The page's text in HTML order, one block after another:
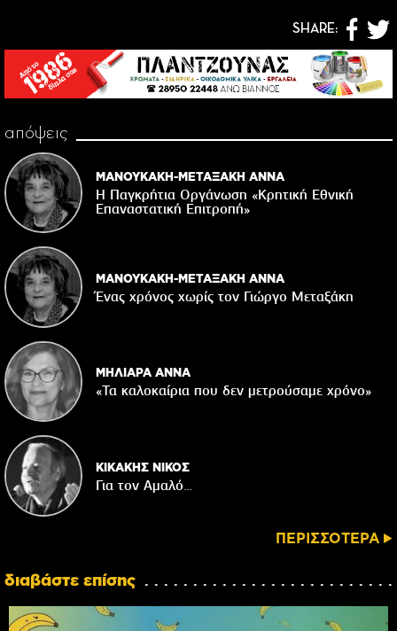
SHARE:
απόψεις
ΜΑΝΟΥΚΑΚΗ-ΜΕΤΑΞΑΚΗ ΑΝΝΑ
Η Παγκρήτια Οργάνωση «Κρητική Εθνική
Επαναστατική Eπιτροπή»
ΜΑΝΟΥΚΑΚΗ-ΜΕΤΑΞΑΚΗ ΑΝΝΑ
Ένας χρόνος χωρίς τον Γιώργο Μεταξάκη
ΜΗΛΙΑΡΑ ΑΝΝΑ
«Τα καλοκαίρια που δεν μετρούσαμε χρόνο»
ΚΙΚΑΚΗΣ ΝΙΚΟΣ
Για τον Αμαλό…
ΠΕΡΙΣΣΟΤΕΡΑ
διαβάστε επίσης